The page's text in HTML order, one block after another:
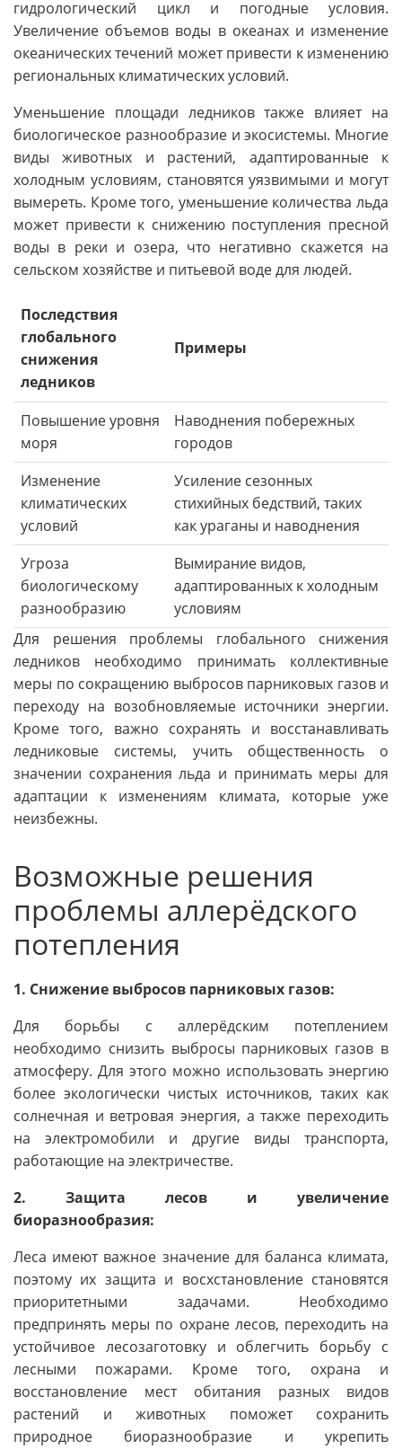
гидрологический цикл и погодные условия.
Увеличение объемов воды в океанах и изменение
океанических течений может привести к изменению
региональных климатических условий.
Уменьшение площади ледников также влияет на
биологическое разнообразие и экосистемы. Многие
виды животных и растений, адаптированные к
холодным условиям, становятся уязвимыми и могут
вымереть. Кроме того, уменьшение количества льда
может привести к снижению поступления пресной
воды в реки и озера, что негативно скажется на
сельском хозяйстве и питьевой воде для людей.
Последствия
глобального
снижения
ледников
Примеры
Повышение уровня
моря
Наводнения побережных
городов
Изменение
климатических
условий
Усиление сезонных
стихийных бедствий, таких
как ураганы и наводнения
Угроза
биологическому
разнообразию
Вымирание видов,
адаптированных к холодным
условиям
Для решения проблемы глобального снижения
ледников необходимо принимать коллективные
меры по сокращению выбросов парниковых газов и
переходу на возобновляемые источники энергии.
Кроме того, важно сохранять и восстанавливать
ледниковые системы, учить общественность о
значении сохранения льда и принимать меры для
адаптации к изменениям климата, которые уже
неизбежны.
Возможные решения
проблемы аллерёдского
потепления
1. Снижение выбросов парниковых газов:
Для борьбы с аллерёдским потеплением
необходимо снизить выбросы парниковых газов в
атмосферу. Для этого можно использовать энергию
более экологически чистых источников, таких как
солнечная и ветровая энергия, а также переходить
на электромобили и другие виды транспорта,
работающие на электричестве.
2. Защита лесов и увеличение
биоразнообразия:
Леса имеют важное значение для баланса климата,
поэтому их защита и восхстановление становятся
приоритетными задачами. Необходимо
предпринять меры по охране лесов, переходить на
устойчивое лесозаготовку и облегчить борьбу с
лесными пожарами. Кроме того, охрана и
восстановление мест обитания разных видов
растений и животных поможет сохранить
природное биоразнообразие и укрепить